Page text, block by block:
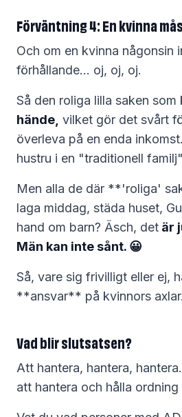
Förväntning 4: En kvinna
Och om en kvinna någonsin
förhållande… oj, oj, oj.
Så den roliga lilla saken som
hände, vilket gör det svårt
överleva på en enda
hustru i en "traditionell
Men alla de där **'roliga'
laga middag, städa huset,
hand om barn? Äsch, det är
Män kan inte sånt. 😀
Så, vare sig frivilligt eller ej,
**ansvar** på kvinnors axlar.
Vad blir slutsatsen?
Att hantera, hantera,
att hantera och hålla ordning